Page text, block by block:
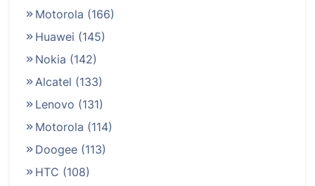
Motorola (166)
Huawei (145)
Nokia (142)
Alcatel (133)
Lenovo (131)
Motorola (114)
Doogee (113)
HTC (108)